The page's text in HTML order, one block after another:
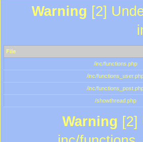
Warning [2]
File
/inc/functions.php
/inc/
/inc/
/showthread.php
Warning [2]